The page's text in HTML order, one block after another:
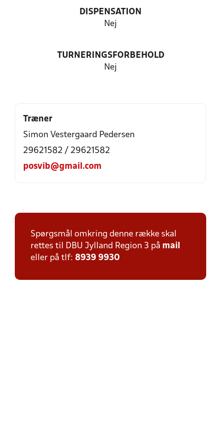
DISPENSATION
Nej
TURNERINGSFORBEHOLD
Nej
Træner
Simon Vestergaard Pedersen
29621582 / 29621582
posvib@gmail.com
Spørgsmål omkring denne række skal
rettes til DBU Jylland Region 3 på mail
eller på tlf: 8939 9930